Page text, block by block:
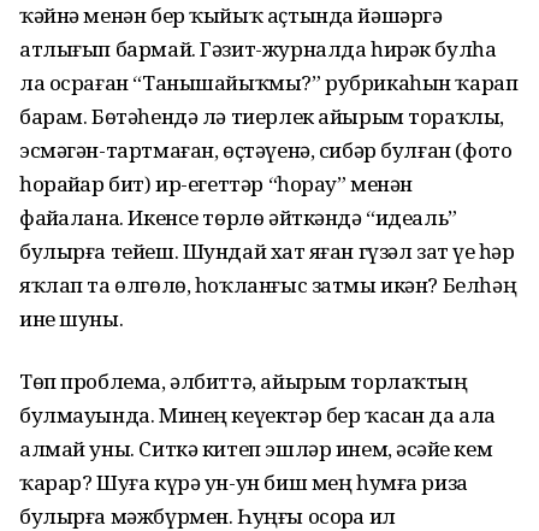
ҡәйнә менән бер ҡыйыҡ аҫтында йәшәргә
атлығып бармай. Гәзит-журналда һирәк булһа
ла осраған “Танышайыҡмы?” рубрикаһын ҡарап
барам. Бөтәһендә лә тиерлек айырым тораҡлы,
эсмәгән-тартмаған, өҫтәүенә, сибәр булған (фото
һорайҙар бит) ир-егеттәр “һорау” менән
файҙалана. Икенсе төрлө әйткәндә “идеаль”
булырға тейеш. Шундай хат яҙған гүзәл зат үҙе һәр
яҡлап та өлгөлө, һоҡланғыс затмы икән? Белһәң
ине шуны.
Төп проблема, әлбиттә, айырым торлаҡтың
булмауында. Минең кеүектәр бер ҡасан да ала
алмай уны. Ситкә китеп эшләр инем, әсәйҙе кем
ҡарар? Шуға күрә ун-ун биш мең һумға риза
булырға мәжбүрмен. Һуңғы осорҙа ил